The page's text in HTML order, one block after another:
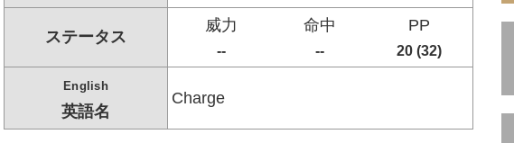
ステータス
威力
--
命中
--
PP
20 (32)
English
英語名
Charge